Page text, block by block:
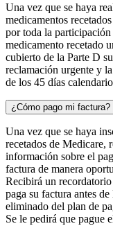
Una vez que se haya
medicamentos
por toda la
medicamento recetado
cubierto de la Parte D
reclamación urgente y
de los 45 días
¿Cómo pago mi factura?
Una vez que se haya
recetados de Medicare,
información sobre el
factura de manera
Recibirá un
paga su factura antes
eliminado del plan de
Se le pedirá que pague